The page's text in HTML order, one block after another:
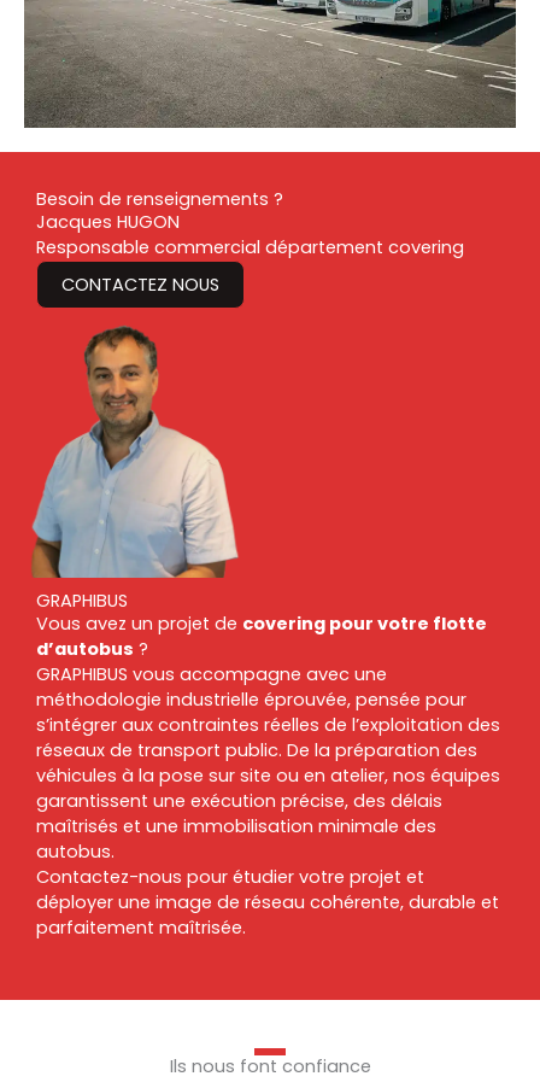
Besoin de renseignements ?
Jacques HUGON
Responsable commercial département covering
CONTACTEZ NOUS
GRAPHIBUS
Vous avez un projet de covering pour votre flotte
d’autobus ?
GRAPHIBUS vous accompagne avec une
méthodologie industrielle éprouvée, pensée pour
s’intégrer aux contraintes réelles de l’exploitation des
réseaux de transport public. De la préparation des
véhicules à la pose sur site ou en atelier, nos équipes
garantissent une exécution précise, des délais
maîtrisés et une immobilisation minimale des
autobus.
Contactez-nous pour étudier votre projet et
déployer une image de réseau cohérente, durable et
parfaitement maîtrisée.
Ils nous font confiance